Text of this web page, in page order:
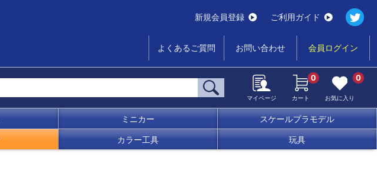
新規会員登録 ご利用ガイド
よくあるご質問 お問い合わせ 会員ログイン
マイページ カート
0
お気に入り
0
ミニカー スケールプラモデル
カラー工具 玩具